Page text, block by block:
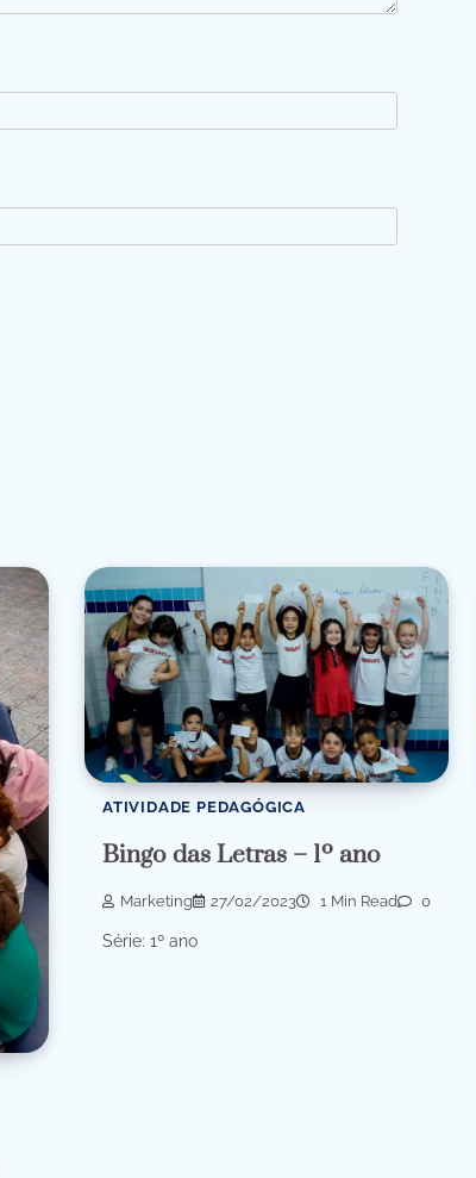
ATIVIDADE PEDAGÓGICA
Bingo das Letras – 1º ano
Marketing 27/02/2023 1 Min Read 0
Série: 1º ano